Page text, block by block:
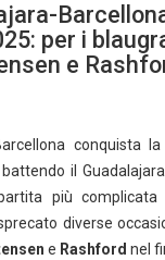
per i
e
conquista
il
più
diverse
e Rashford nel